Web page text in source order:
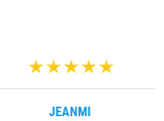
JEANMI